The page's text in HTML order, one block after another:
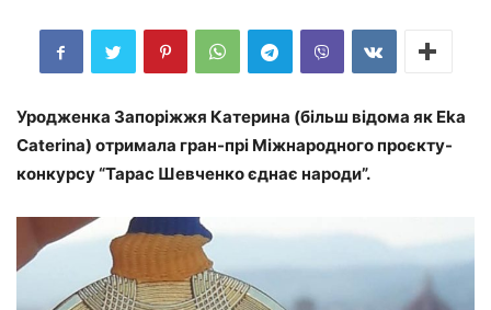
Уродженка Запоріжжя Катерина (більш відома як Eka
Caterina) отримала гран-прі Міжнародного проєкту-
конкурсу “Тарас Шевченко єднає народи”.